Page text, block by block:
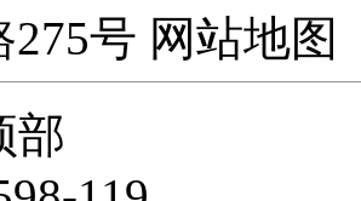
275号 网站地图
部